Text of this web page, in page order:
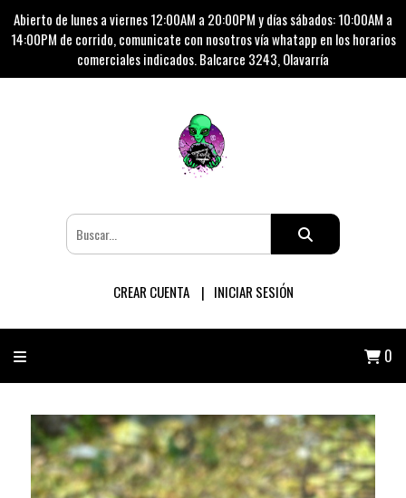
Abierto de lunes a viernes 12:00AM a 20:00PM y días sábados: 10:00AM a
14:00PM de corrido, comunicate con nosotros vía whatapp en los horarios
comerciales indicados. Balcarce 3243, Olavarría
CREAR CUENTA INICIAR SESIÓN
0